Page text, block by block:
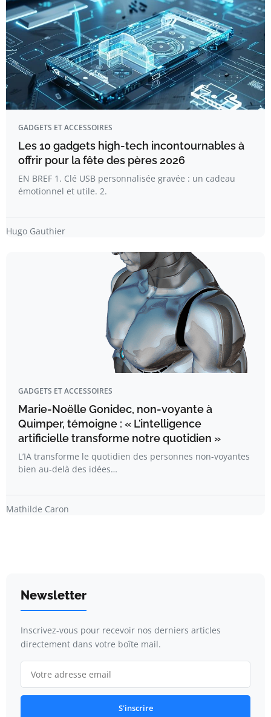
GADGETS ET ACCESSOIRES
Les 10 gadgets high-tech incontournables à
offrir pour la fête des pères 2026
EN BREF 1. Clé USB personnalisée gravée : un cadeau
émotionnel et utile. 2.
Hugo Gauthier
GADGETS ET ACCESSOIRES
Marie-Noëlle Gonidec, non-voyante à
Quimper, témoigne : « L’intelligence
artificielle transforme notre quotidien »
L’IA transforme le quotidien des personnes non-voyantes
bien au-delà des idées…
Mathilde Caron
Newsletter
Inscrivez-vous pour recevoir nos derniers articles
directement dans votre boîte mail.
S'inscrire